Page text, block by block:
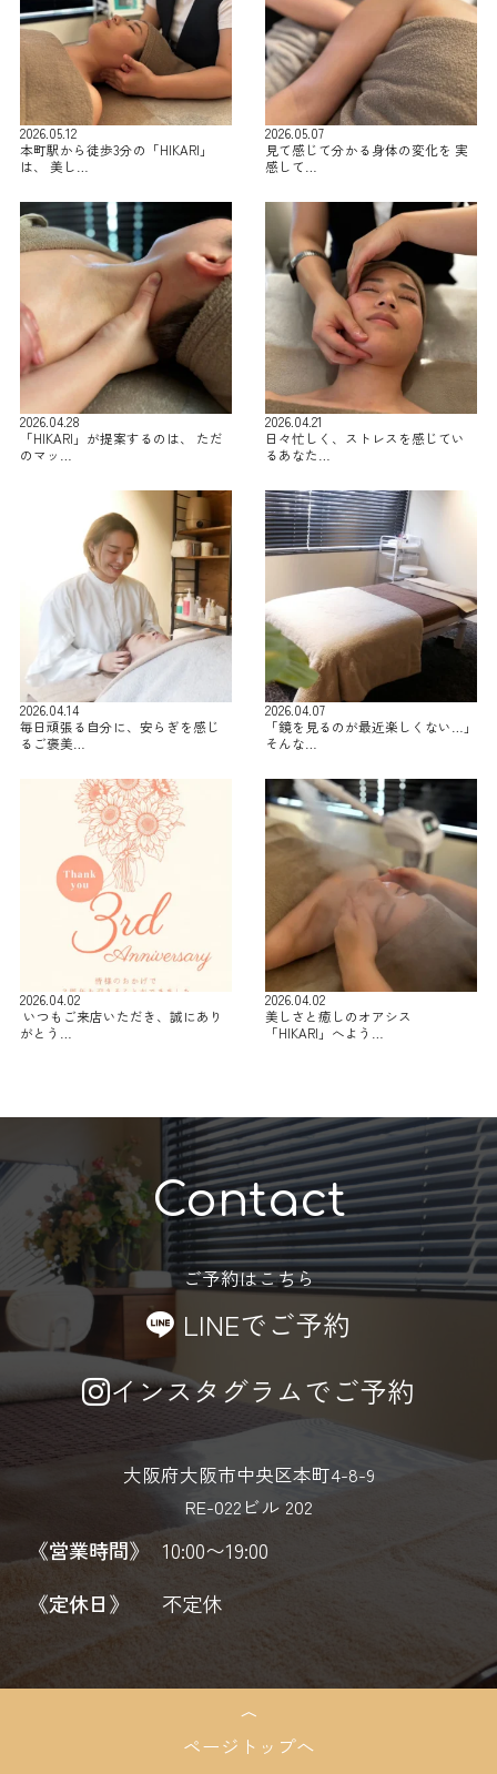
2026.05.12
本町駅から徒歩3分の「HIKARI」
は、 美し…
2026.05.07
見て感じて分かる身体の変化を 実
感して…
2026.04.28
「HIKARI」が提案するのは、 ただ
のマッ…
2026.04.21
日々忙しく、ストレスを感じてい
るあなた…
2026.04.14
毎日頑張る自分に、安らぎを感じ
るご褒美…
2026.04.07
「鏡を見るのが最近楽しくない…」
そんな…
2026.04.02
⁡ いつもご来店いただき、誠にあり
がとう…
2026.04.02
美しさと癒しのオアシス
「HIKARI」へよう…
Contact
ご予約はこちら
LINEでご予約
インスタグラムでご予約
大阪府大阪市中央区本町4-8-9
RE-022ビル 202
《営業時間》
10:00〜19:00
《定休日》
不定休
ページトップへ